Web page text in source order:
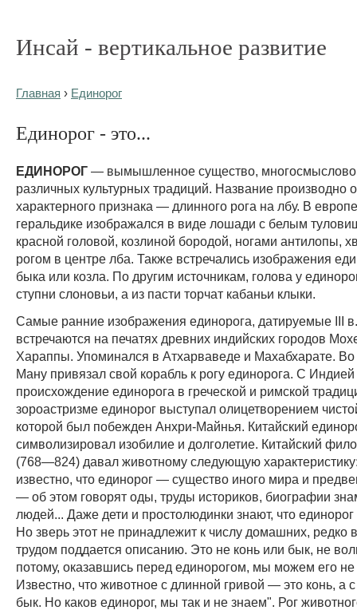
Инсай - вертикальное развитие
Главная › Единорог
Единорог - это...
ЕДИНОРОГ — вымышленное существо,
различных культурных традиций. Название производно
характерного признака — длинного рога на лбу. В
геральдике изображался в виде лошади с белым
красной головой, козлиной бородой, ногами антилопы,
рогом в центре лба. Также встречались изображения
быка или козла. По другим источникам, голова у
ступни слоновьи, а из пасти торчат кабаньи клыки.
Самые ранние изображения единорога, датируемые III
встречаются на печатях древних индийских городов
Хараппы. Упоминался в Атхарваведе и Махабхарате.
Ману привязал свой корабль к рогу единорога. С
происхождение единорога в греческой и римской
зороастризме единорог выступал олицетворением
которой был побежден Анхри-Майнья. Китайский
символизировал изобилие и долголетие. Китайский
(768—824) давал животному следующую
известно, что единорог — существо иного мира и
— об этом говорят оды, труды историков, биографии
людей... Даже дети и простолюдинки знают, что единорог
Но зверь этот не принадлежит к числу домашних, редко
трудом поддается описанию. Это не конь или бык, не
потому, оказавшись перед единорогом, мы можем его не
Известно, что животное с длинной гривой — это конь, а
бык. Но каков единорог, мы так и не знаем". Рог